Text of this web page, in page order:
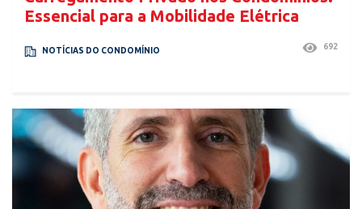
Essencial para a Mobilidade Elétrica
NOTÍCIAS DO CONDOMÍNIO 692